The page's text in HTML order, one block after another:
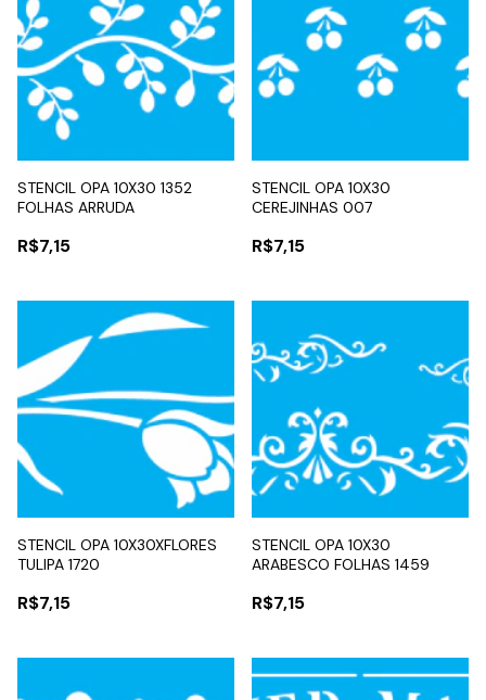
STENCIL OPA 10X30 1352
FOLHAS ARRUDA
R$7,15
STENCIL OPA 10X30
CEREJINHAS 007
R$7,15
STENCIL OPA 10X30XFLORES
TULIPA 1720
R$7,15
STENCIL OPA 10X30
ARABESCO FOLHAS 1459
R$7,15